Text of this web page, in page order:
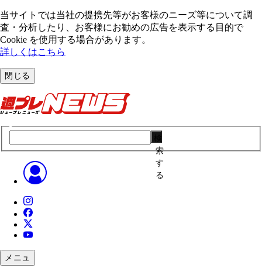
当サイトでは当社の提携先等がお客様のニーズ等について調
査・分析したり、お客様にお勧めの広告を表⽰する⽬的で
Cookie を使⽤する場合があります。
詳しくはこちら
閉じる
索
す
る
メニュ